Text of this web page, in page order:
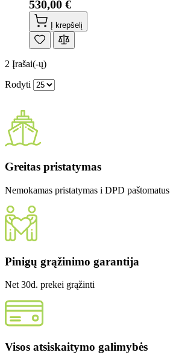
530,00 €
Į krepšelį
2 Įrašai(-ų)
Rodyti
Greitas pristatymas
Nemokamas pristatymas i DPD paštomatus
Pinigų grąžinimo garantija
Net 30d. prekei grąžinti
Visos atsiskaitymo galimybės